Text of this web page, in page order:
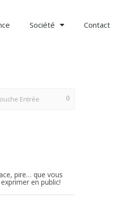
Société Contact
en public!